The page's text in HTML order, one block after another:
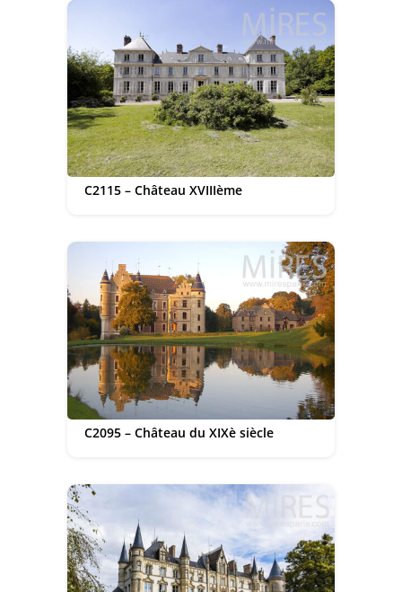
C2115 – Château XVIIIème
C2095 – Château du XIXè siècle